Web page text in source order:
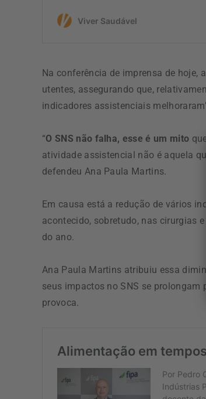
Na conferência de imprensa de hoje,
utentes, assegurando que,
indicadores assistenciais
“O SNS não falha, esse é um mito
atividade assistencial não é aquela
defendeu Ana Paula Martins.
Em causa está a redução de vários
acontecido, sobretudo, nas cirurgias
do ano.
Ana Paula Martins atribuiu essa
seus impactos no SNS se prolongam
provoca.